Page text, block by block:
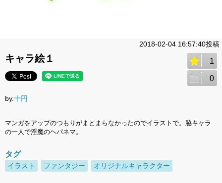
2018-02-04 16:57:40投稿
キャラ絵１ 1
0
by.十円
マンガをアップのつもりがまとまらなかったのでイラストで。脇キャラ
の一人で淫魔のヘパネマ。
タグ
イラスト ファンタジー オリジナルキャラクター